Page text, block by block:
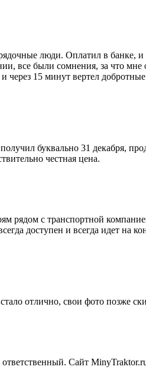
люди. Оплатил в банке,
все были сомнения, за что
через 15 минут вертел
буквально 31 декабря,
честная цена.
рядом с транспортной
доступен и всегда идет на
отлично, свои фото позже
Сайт